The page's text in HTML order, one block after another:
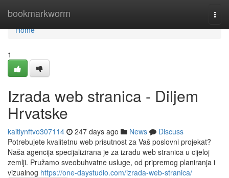
bookmarkworm
Home
Home
1
Izrada web stranica - Diljem
Hrvatske
kaitlynftvo307114 247 days ago News
Discuss
Potrebujete kvalitetnu web prisutnost za Vaš poslovni projekat?
Naša agencija specijalizirana je za izradu web stranica u cijeloj
zemlji. Pružamo sveobuhvatne usluge, od pripremog planiranja i
vizualnog https://one-daystudio.com/izrada-web-stranica/